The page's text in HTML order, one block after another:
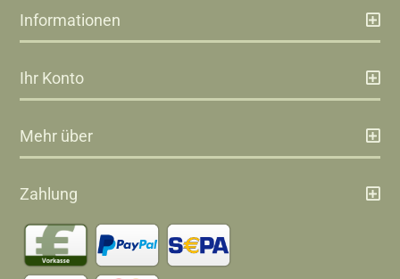
Informationen
Ihr Konto
Mehr über
Zahlung